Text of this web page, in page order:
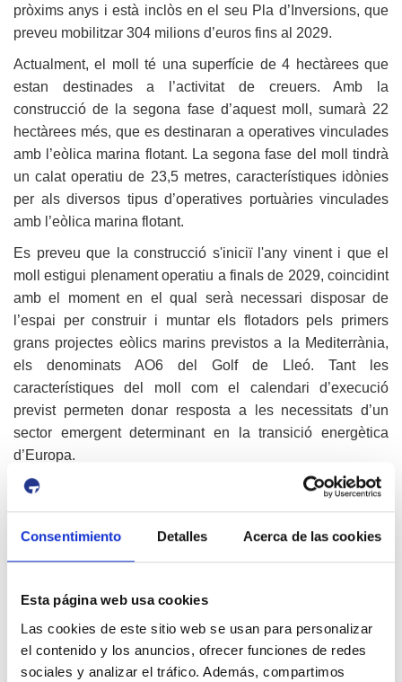
Consentimiento Detalles Acerca de las cookies
Esta página web usa cookies
Las cookies de este sitio web se usan para personalizar
el contenido y los anuncios, ofrecer funciones de redes
sociales y analizar el tráfico. Además, compartimos
pròxims anys i està inclòs en el seu Pla d’Inversions, que
preveu mobilitzar 304 milions d’euros fins al 2029.
Actualment, el moll té una superfície de 4 hectàrees que
estan destinades a l’activitat de creuers. Amb la
construcció de la segona fase d’aquest moll, sumarà 22
hectàrees més, que es destinaran a operatives vinculades
amb l’eòlica marina flotant. La segona fase del moll tindrà
un calat operatiu de 23,5 metres, característiques idònies
per als diversos tipus d’operatives portuàries vinculades
amb l’eòlica marina flotant.
Es preveu que la construcció s'iniciï l'any vinent i que el
moll estigui plenament operatiu a finals de 2029, coincidint
amb el moment en el qual serà necessari disposar de
l’espai per construir i muntar els flotadors pels primers
grans projectes eòlics marins previstos a la Mediterrània,
els denominats AO6 del Golf de Lleó. Tant les
característiques del moll com el calendari d’execució
previst permeten donar resposta a les necessitats d’un
sector emergent determinant en la transició energètica
d’Europa.
Projecte de país
Port Tarragona fa temps que s’està posicionant per a
esdevenir un node estratègic en el desenvolupament de
l’energia eòlica marina flotant a la Mediterrània Occidental.
les seves instal·lacions projectades i el know-how del
territori per a ser un actor clau en la producció, logística i
manteniment dels aerogeneradors marins flotants que
s’instal·laran en els futurs parcs eòlics flotants de zones